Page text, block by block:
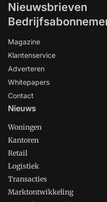
Nieuwsbrieven
Magazine
Klantenservice
Adverteren
Whitepapers
Contact
Nieuws
Woningen
Kantoren
Retail
Logistiek
Transacties
Marktontwikkeling